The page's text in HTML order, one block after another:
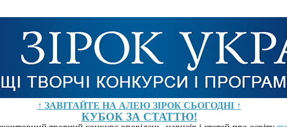
↑ ЗАВІТАЙТЕ НА АЛЕЮ ЗІРОК СЬОГОДНІ ↑
КУБОК ЗА СТАТТЮ!